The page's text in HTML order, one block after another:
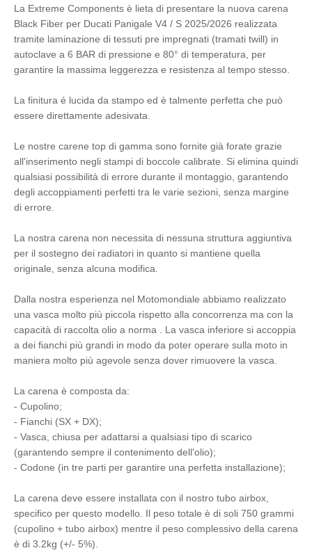
La Extreme Components è lieta di presentare la nuova carena
Black Fiber per Ducati Panigale V4 / S 2025/2026 realizzata
tramite laminazione di tessuti pre impregnati (tramati twill) in
autoclave a 6 BAR di pressione e 80° di temperatura, per
garantire la massima leggerezza e resistenza al tempo stesso.
La finitura é lucida da stampo ed è talmente perfetta che può
essere direttamente adesivata.
Le nostre carene top di gamma sono fornite già forate grazie
all'inserimento negli stampi di boccole calibrate. Si elimina quindi
qualsiasi possibilità di errore durante il montaggio, garantendo
degli accoppiamenti perfetti tra le varie sezioni, senza margine
di errore.
La nostra carena non necessita di nessuna struttura aggiuntiva
per il sostegno dei radiatori in quanto si mantiene quella
originale, senza alcuna modifica.
Dalla nostra esperienza nel Motomondiale abbiamo realizzato
una vasca molto più piccola rispetto alla concorrenza ma con la
capacità di raccolta olio a norma . La vasca inferiore si accoppia
a dei fianchi più grandi in modo da poter operare sulla moto in
maniera molto più agevole senza dover rimuovere la vasca.
La carena è composta da:
- Cupolino;
- Fianchi (SX + DX);
- Vasca, chiusa per adattarsi a qualsiasi tipo di scarico
(garantendo sempre il contenimento dell'olio);
- Codone (in tre parti per garantire una perfetta installazione);
La carena deve essere installata con il nostro tubo airbox,
specifico per questo modello. Il peso totale è di soli 750 grammi
(cupolino + tubo airbox) mentre il peso complessivo della carena
è di 3.2kg (+/- 5%).